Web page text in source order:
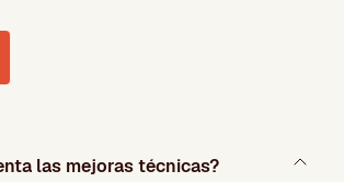
las mejoras técnicas?